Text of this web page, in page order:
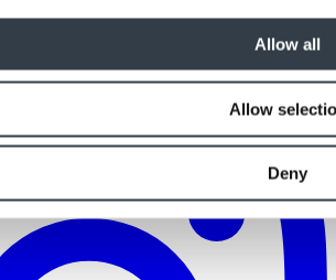
Allow all
Allow
Deny